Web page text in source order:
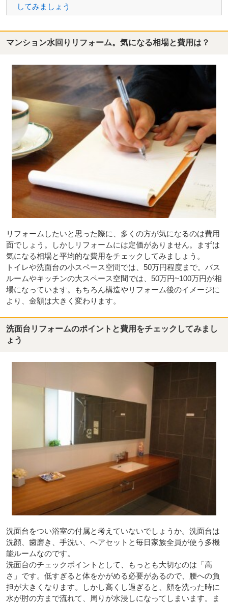
してみましょう
マンション水回りリフォーム。気になる相場と費用は？
リフォームしたいと思った際に、多くの方が気になるのは費用
面でしょう。しかしリフォームには定価がありません。まずは
気になる相場と平均的な費用をチェックしてみましょう。
トイレや洗面台の小スペース空間では、50万円程度まで。バス
ルームやキッチンの大スペース空間では、50万円~100万円が相
場になっています。もちろん構造やリフォーム後のイメージに
より、金額は大きく変わります。
洗面台リフォームのポイントと費用をチェックしてみまし
ょう
洗面台をつい浴室の付属と考えていないでしょうか。洗面台は
洗顔、歯磨き、手洗い、ヘアセットと毎日家族全員が使う多機
能ルームなのです。
洗面台のチェックポイントとして、もっとも大切なのは「高
さ」です。低すぎると体をかがめる必要があるので、腰への負
担が大きくなります。しかし高くし過ぎると、顔を洗った時に
水が肘の方まで流れて、周りが水浸しになってしまいます。ま